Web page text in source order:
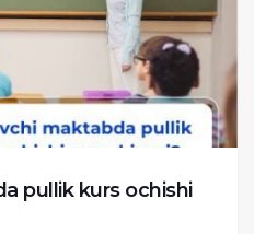
pullik kurs ochishi